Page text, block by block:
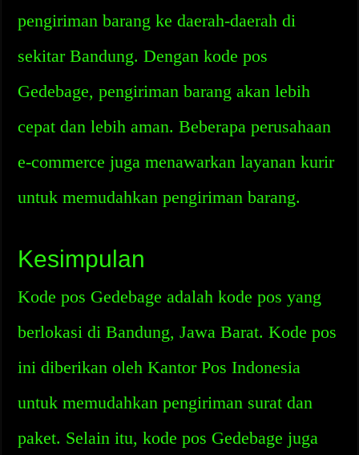
pengiriman barang ke daerah-daerah di
sekitar Bandung. Dengan kode pos
Gedebage, pengiriman barang akan lebih
cepat dan lebih aman. Beberapa perusahaan
e-commerce juga menawarkan layanan kurir
untuk memudahkan pengiriman barang.
Kesimpulan
Kode pos Gedebage adalah kode pos yang
berlokasi di Bandung, Jawa Barat. Kode pos
ini diberikan oleh Kantor Pos Indonesia
untuk memudahkan pengiriman surat dan
paket. Selain itu, kode pos Gedebage juga